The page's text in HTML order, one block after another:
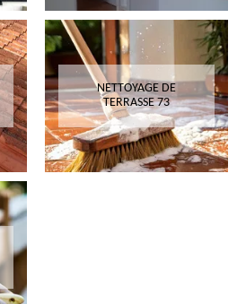
NETTOYAGE DE
TERRASSE 73